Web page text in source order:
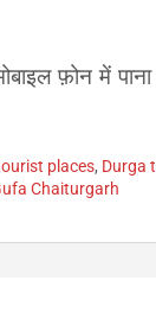
फ़ोन में पाना
places, Durga
Chaiturgarh